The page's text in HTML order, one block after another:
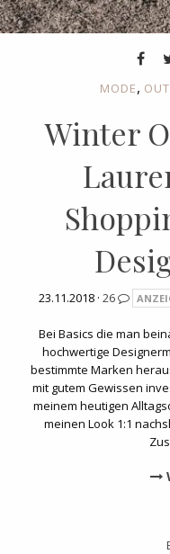
MODE,
Winter
23.11.2018 · 26
Bei Basics die man
hochwertige
bestimmte Marken
mit gutem Gewissen
meinem heutigen
meinen Look 1:1